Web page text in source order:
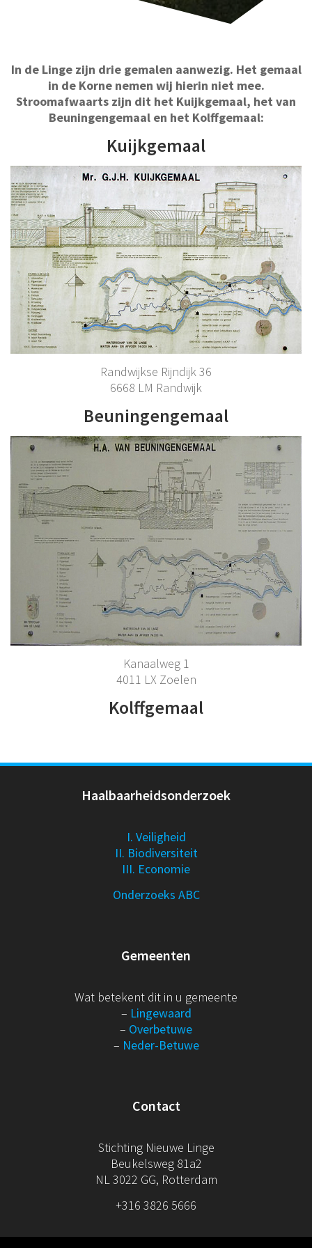
In de Linge zijn drie gemalen aanwezig. Het gemaal
in de Korne nemen wij hierin niet mee.
Stroomafwaarts zijn dit het Kuijkgemaal, het van
Beuningengemaal en het Kolffgemaal:
Kuijkgemaal
Randwijkse Rijndijk 36
6668 LM Randwijk
Beuningengemaal
Kanaalweg 1
4011 LX Zoelen
Kolffgemaal
Haalbaarheidsonderzoek
I. Veiligheid
II. Biodiversiteit
III. Economie
Onderzoeks ABC
Gemeenten
Wat betekent dit in u gemeente
– Lingewaard
– Overbetuwe
– Neder-Betuwe
Contact
Stichting Nieuwe Linge
Beukelsweg 81a2
NL 3022 GG, Rotterdam
+316 3826 5666